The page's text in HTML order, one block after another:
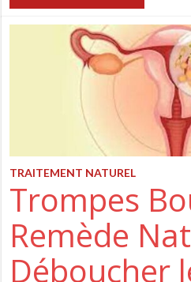
TRAITEMENT NATUREL
Trompes
Remède
Déboucher